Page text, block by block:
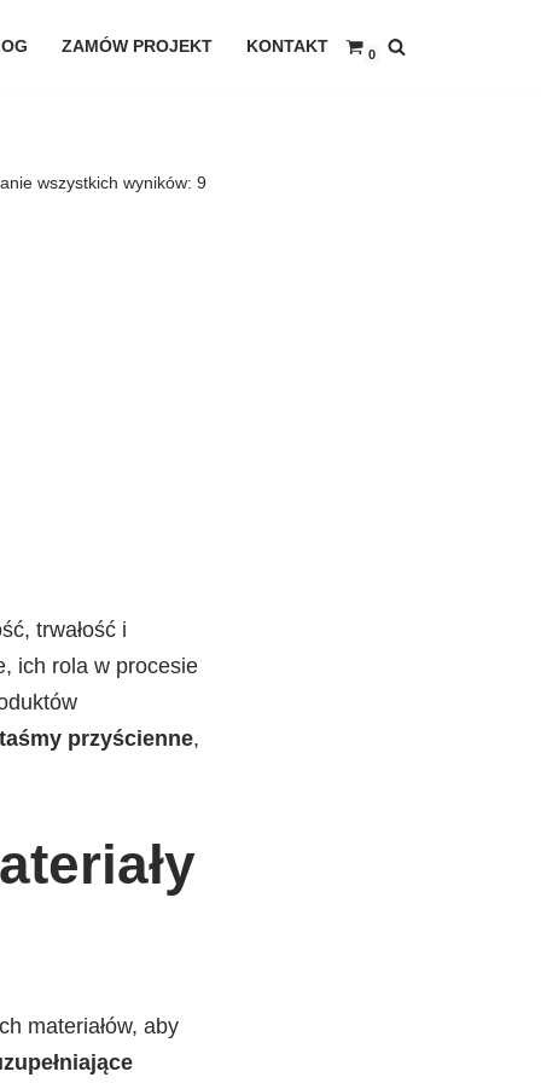
ZAMÓW PROJEKT KONTAKT 0
wszystkich wyników: 9
trwałość i
ich rola w procesie
przyścienne,
materiałów, aby